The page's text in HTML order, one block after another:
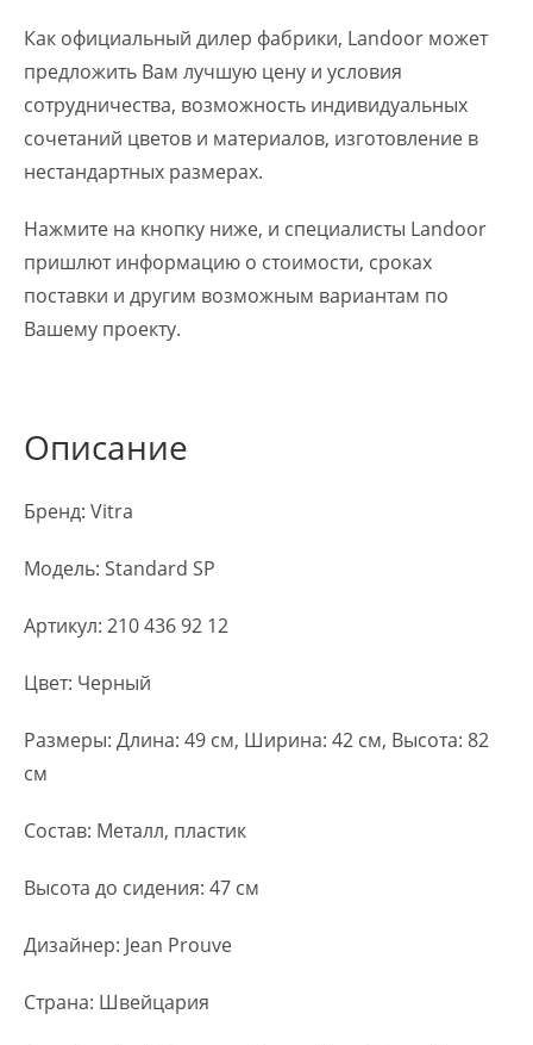
Как официальный дилер фабрики, Landoor может
предложить Вам лучшую цену и условия
сотрудничества, возможность индивидуальных
сочетаний цветов и материалов, изготовление в
нестандартных размерах.
Нажмите на кнопку ниже, и специалисты Landoor
пришлют информацию о стоимости, сроках
поставки и другим возможным вариантам по
Вашему проекту.
Описание
Бренд: Vitra
Модель: Standard SP
Артикул: 210 436 92 12
Цвет: Черный
Размеры: Длина: 49 см, Ширина: 42 см, Высота: 82
см
Состав: Металл, пластик
Высота до сидения: 47 см
Дизайнер: Jean Prouve
Страна: Швейцария